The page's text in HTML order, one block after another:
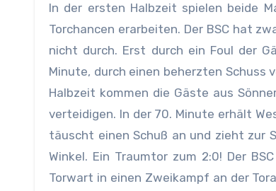
In der ersten Halbzeit spielen beide
Torchancen erarbeiten. Der BSC hat
nicht durch. Erst durch ein Foul der
Minute, durch einen beherzten Schuss
Halbzeit kommen die Gäste aus
verteidigen. In der 70. Minute erhält
täuscht einen Schuß an und zieht zur
Winkel. Ein Traumtor zum 2:0! Der
Torwart in einen Zweikampf an der